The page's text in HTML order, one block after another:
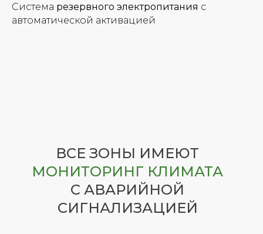
Система резервного электропитания с
автоматической активацией
ВСЕ ЗОНЫ ИМЕЮТ
МОНИТОРИНГ КЛИМАТА
С АВАРИЙНОЙ
СИГНАЛИЗАЦИЕЙ